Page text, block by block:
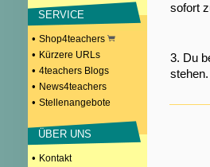
SERVICE
• Shop4teachers
• Kürzere URLs
• 4teachers Blogs
• News4teachers
• Stellenangebote
ÜBER UNS
• Kontakt
sofort
3. Du
stehen.